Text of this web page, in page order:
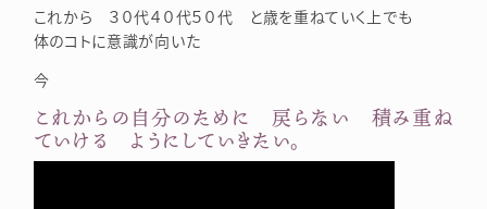
これから ３０代４０代５０代 と歳を重ねていく上でも
体のコトに意識が向いた
今
これからの自分のために 戻らない 積み重ね
ていける ようにしていきたい。